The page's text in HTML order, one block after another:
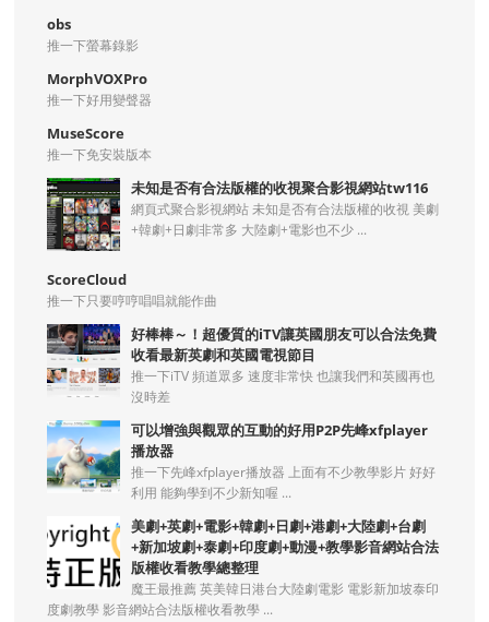
obs
推一下螢幕錄影
MorphVOXPro
推一下好用變聲器
MuseScore
推一下免安裝版本
未知是否有合法版權的收視聚合影視網站tw116
網頁式聚合影視網站 未知是否有合法版權的收視 美劇
+韓劇+日劇非常多 大陸劇+電影也不少 ...
ScoreCloud
推一下只要哼哼唱唱就能作曲
好棒棒～！超優質的iTV讓英國朋友可以合法免費
收看最新英劇和英國電視節目
推一下iTV 頻道眾多 速度非常快 也讓我們和英國再也
沒時差
可以增強與觀眾的互動的好用P2P先峰xfplayer
播放器
推一下先峰xfplayer播放器 上面有不少教學影片 好好
利用 能夠學到不少新知喔 ...
美劇+英劇+電影+韓劇+日劇+港劇+大陸劇+台劇
+新加坡劇+泰劇+印度劇+動漫+教學影音網站合法
版權收看教學總整理
魔王最推薦 英美韓日港台大陸劇電影 電影新加坡泰印
度劇教學 影音網站合法版權收看教學 ...